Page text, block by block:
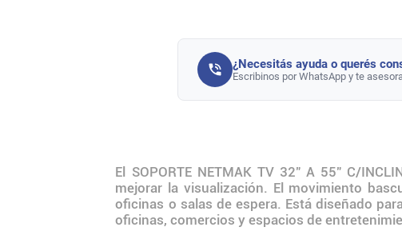
¿Necesitás ayuda o querés
Escribinos por WhatsApp y te
El SOPORTE NETMAK TV 32" A 55" C/
mejorar la visualización. El movimiento
oficinas o salas de espera. Está diseñado
oficinas, comercios y espacios de